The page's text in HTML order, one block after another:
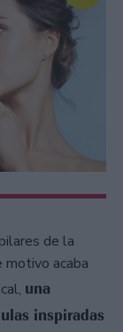
de la
motivo acaba
una
inspiradas